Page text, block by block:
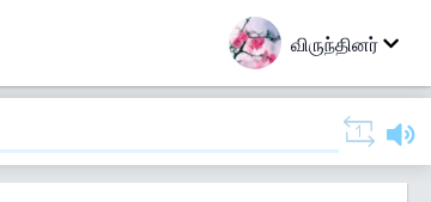
விருந்தினர்